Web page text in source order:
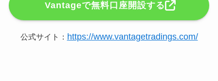
Vantageで無料口座開設する
公式サイト： https://www.vantagetradings.com/